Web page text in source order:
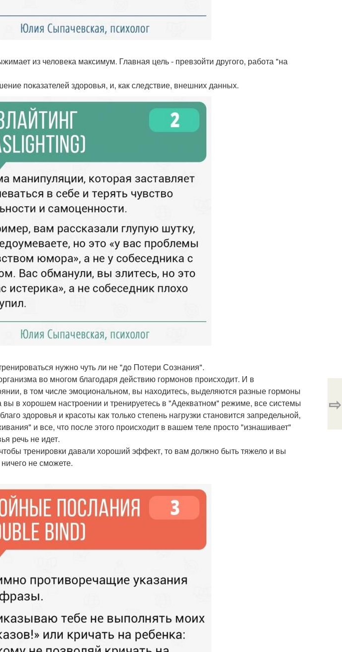
из человека максимум. Главная цель - превзойти другого, работа "на
показателей здоровья, и, как следствие, внешних данных.
нужно чуть ли не "до Потери Сознания".
во многом благодаря действию гормонов происходит. И в
в том числе эмоциональном, вы находитесь, выделяются разные гормоны
вы в хорошем настроении и тренируетесь в "Адекватном" режиме, все системы
здоровья и красоты как только степень нагрузки становится запредельной,
и все, что после этого происходит в вашем теле просто "изнашивает"
речь не идет.
тренировки давали хороший эффект, то вам должно быть тяжело и вы
не сможете.
⇨